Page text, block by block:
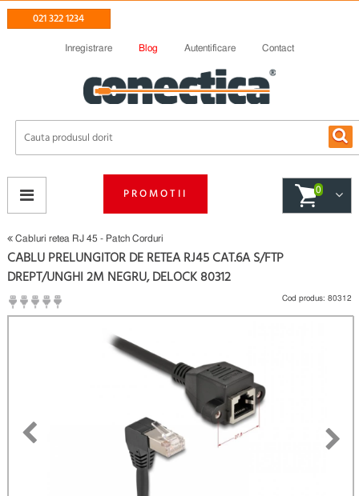
021 322 1234
Inregistrare Blog Autentificare Contact
PROMOTII 0
Cabluri retea RJ 45 - Patch Corduri
CABLU PRELUNGITOR DE RETEA RJ45 CAT.6A S/FTP
DREPT/UNGHI 2M NEGRU, DELOCK 80312
(
Fii primul care scrie un review
Cod produs: 80312